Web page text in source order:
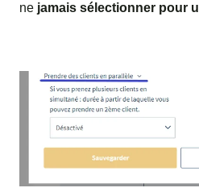
ne jamais sélectionner pour